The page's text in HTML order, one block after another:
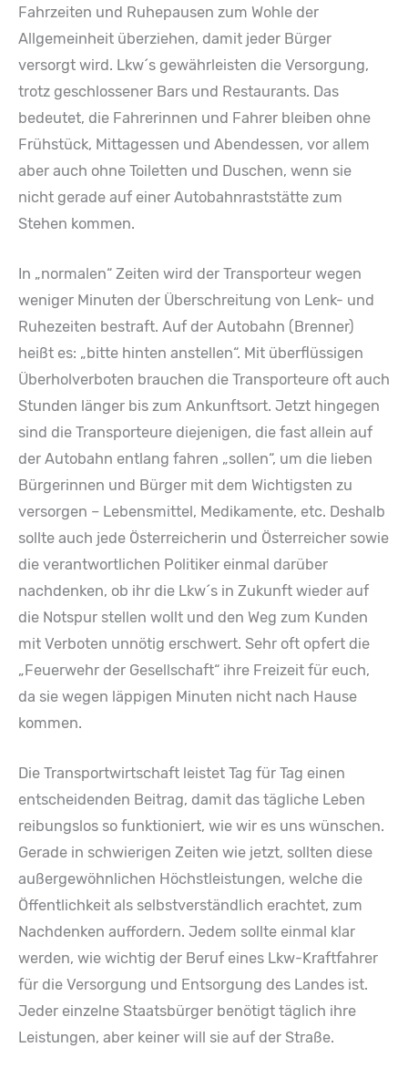
Fahrzeiten und Ruhepausen zum Wohle der
Allgemeinheit überziehen, damit jeder Bürger
versorgt wird. Lkw´s gewährleisten die Versorgung,
trotz geschlossener Bars und Restaurants. Das
bedeutet, die Fahrerinnen und Fahrer bleiben ohne
Frühstück, Mittagessen und Abendessen, vor allem
aber auch ohne Toiletten und Duschen, wenn sie
nicht gerade auf einer Autobahnraststätte zum
Stehen kommen.
In „normalen“ Zeiten wird der Transporteur wegen
weniger Minuten der Überschreitung von Lenk- und
Ruhezeiten bestraft. Auf der Autobahn (Brenner)
heißt es: „bitte hinten anstellen“. Mit überflüssigen
Überholverboten brauchen die Transporteure oft auch
Stunden länger bis zum Ankunftsort. Jetzt hingegen
sind die Transporteure diejenigen, die fast allein auf
der Autobahn entlang fahren „sollen“, um die lieben
Bürgerinnen und Bürger mit dem Wichtigsten zu
versorgen – Lebensmittel, Medikamente, etc. Deshalb
sollte auch jede Österreicherin und Österreicher sowie
die verantwortlichen Politiker einmal darüber
nachdenken, ob ihr die Lkw´s in Zukunft wieder auf
die Notspur stellen wollt und den Weg zum Kunden
mit Verboten unnötig erschwert. Sehr oft opfert die
„Feuerwehr der Gesellschaft“ ihre Freizeit für euch,
da sie wegen läppigen Minuten nicht nach Hause
kommen.
Die Transportwirtschaft leistet Tag für Tag einen
entscheidenden Beitrag, damit das tägliche Leben
reibungslos so funktioniert, wie wir es uns wünschen.
Gerade in schwierigen Zeiten wie jetzt, sollten diese
außergewöhnlichen Höchstleistungen, welche die
Öffentlichkeit als selbstverständlich erachtet, zum
Nachdenken auffordern. Jedem sollte einmal klar
werden, wie wichtig der Beruf eines Lkw-Kraftfahrer
für die Versorgung und Entsorgung des Landes ist.
Jeder einzelne Staatsbürger benötigt täglich ihre
Leistungen, aber keiner will sie auf der Straße.